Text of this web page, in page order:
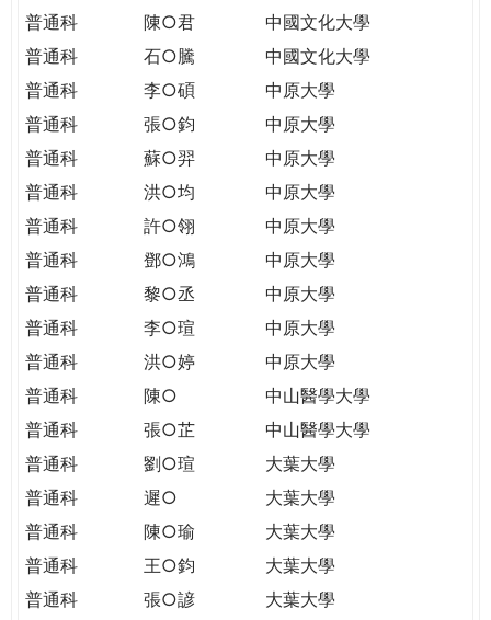
普通科
陳○君
中國文化大學
普通科
石○騰
中國文化大學
普通科
李○碩
中原大學
普通科
張○鈞
中原大學
普通科
蘇○羿
中原大學
普通科
洪○均
中原大學
普通科
許○翎
中原大學
普通科
鄧○鴻
中原大學
普通科
黎○丞
中原大學
普通科
李○瑄
中原大學
普通科
洪○婷
中原大學
普通科
陳○
中山醫學大學
普通科
張○芷
中山醫學大學
普通科
劉○瑄
大葉大學
普通科
遲○
大葉大學
普通科
陳○瑜
大葉大學
普通科
王○鈞
大葉大學
普通科
張○諺
大葉大學